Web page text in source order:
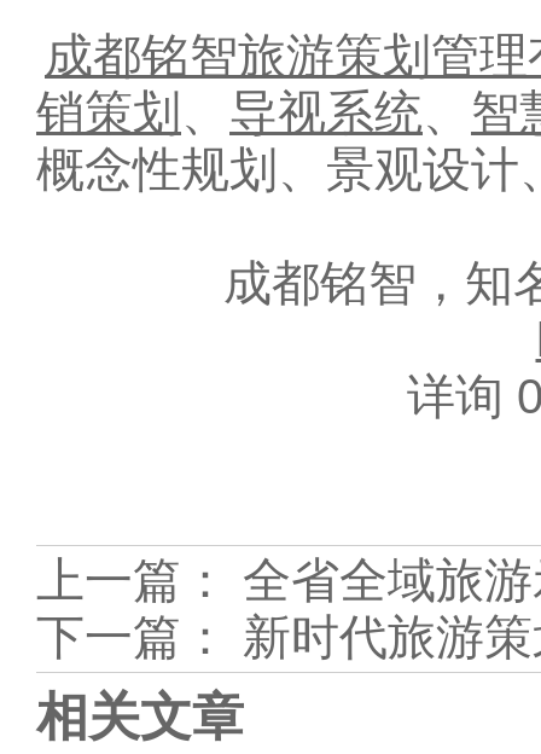
成都铭智旅游策划管
销策划 、 导视系统、 智
概念性规划、景观设计
成都铭智，知
详询
上一篇： 全省全域旅
下一篇： 新时代旅游
相关文章